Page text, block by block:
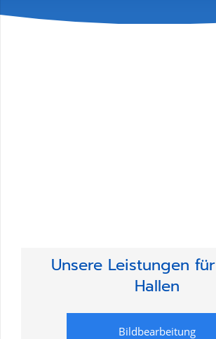
Unsere Leistungen für
Hallen
Bildbearbeitung